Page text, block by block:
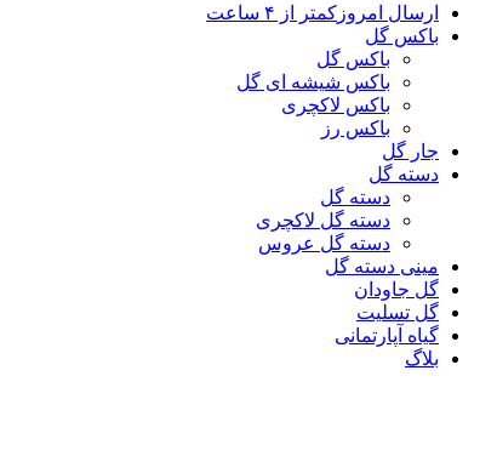
ارسال امروز کمتر از ۴ ساعت
باکس گل
باکس گل
باکس شیشه ای گل
باکس لاکچری
باکس رز
جار گل
دسته گل
دسته گل
دسته گل لاکچری
دسته گل عروس
مینی دسته گل
گل جاودان
گل تسلیت
گیاه آپارتمانی
بلاگ